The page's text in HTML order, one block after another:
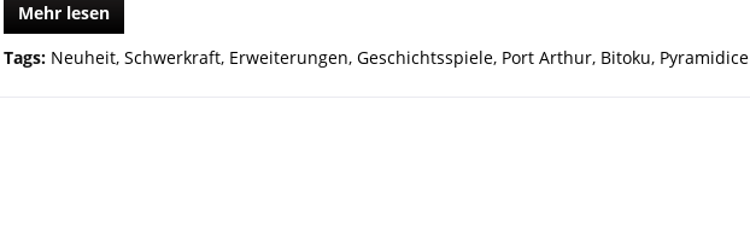
Mehr lesen
Tags: Neuheit, Schwerkraft, Erweiterungen, Geschichtsspiele, Port Arthur, Bitoku, Pyramidice